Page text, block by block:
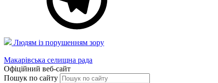
Людям із порушенням зору
Макарівська селищна рада
Офіційний веб-сайт
Пошук по сайту